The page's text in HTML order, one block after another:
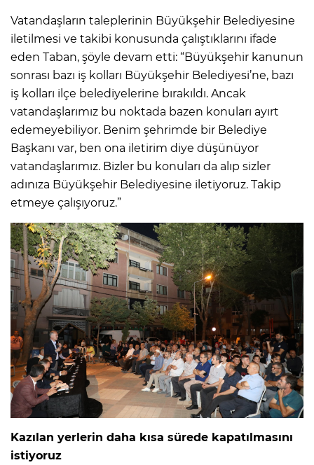
Vatandaşların taleplerinin Büyükşehir Belediyesine
iletilmesi ve takibi konusunda çalıştıklarını ifade
eden Taban, şöyle devam etti: “Büyükşehir kanunun
sonrası bazı iş kolları Büyükşehir Belediyesi’ne, bazı
iş kolları ilçe belediyelerine bırakıldı. Ancak
vatandaşlarımız bu noktada bazen konuları ayırt
edemeyebiliyor. Benim şehrimde bir Belediye
Başkanı var, ben ona iletirim diye düşünüyor
vatandaşlarımız. Bizler bu konuları da alıp sizler
adınıza Büyükşehir Belediyesine iletiyoruz. Takip
etmeye çalışıyoruz.”
Kazılan yerlerin daha kısa sürede kapatılmasını
istiyoruz